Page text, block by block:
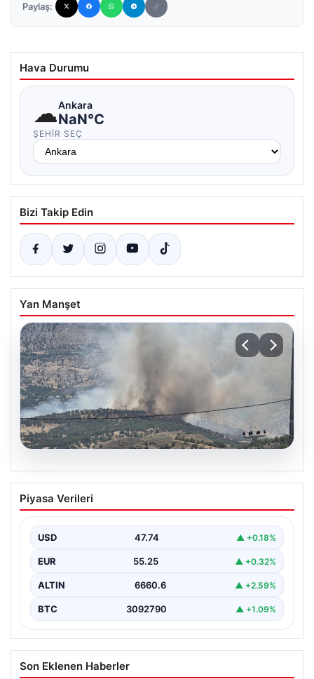
Paylaş:
Hava Durumu
☁Ankara
NaN°C
ŞEHIR SEÇ
Bizi Takip Edin
Yan Manşet
06.08.2026
Adıyaman’da orman yangını. Ekipler
müdahale ediyor
Alınmaya Çalışılıyor", "content": "Adıyaman iline bağlı
Gerger…
Piyasa Verileri
USD 47.74 ▲ +0.18%
EUR 55.25 ▲ +0.32%
ALTIN 6660.6 ▲ +2.59%
BTC 3092790 ▲ +1.09%
Son Eklenen Haberler